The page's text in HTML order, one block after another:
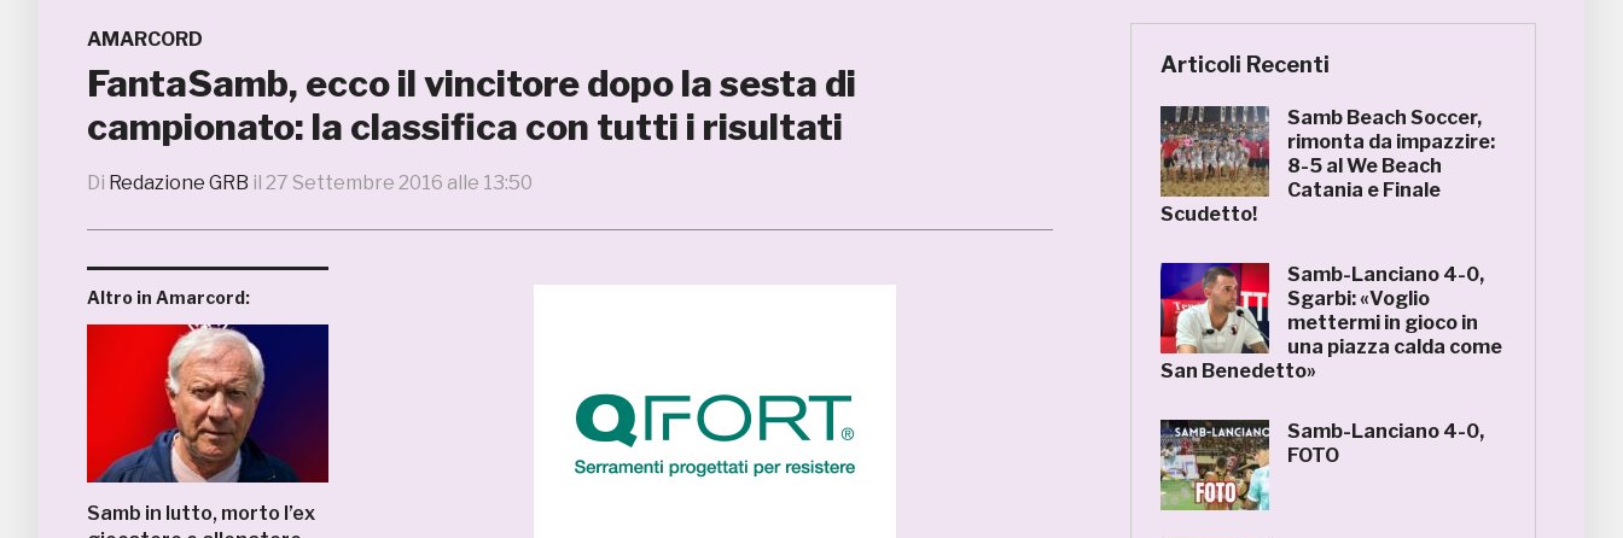
AMARCORD
FantaSamb, ecco il vincitore dopo la sesta di
campionato: la classifica con tutti i risultati
Di Redazione GRB il 27 Settembre 2016 alle 13:50
Altro in Amarcord:
Samb in lutto, morto l’ex
Articoli Recenti
Samb Beach Soccer,
rimonta da impazzire:
8-5 al We Beach
Catania e Finale
Scudetto!
Samb-Lanciano 4-0,
Sgarbi: «Voglio
mettermi in gioco in
una piazza calda come
San Benedetto»
Samb-Lanciano 4-0,
FOTO